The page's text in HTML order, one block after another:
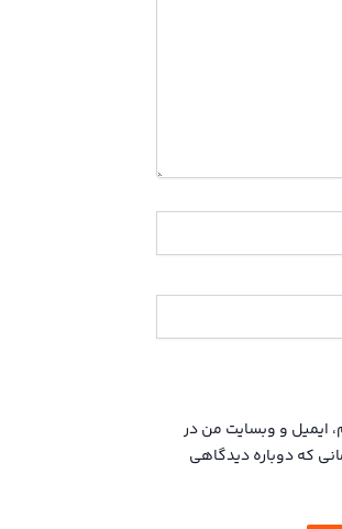
ایمیل و وبسایت من در
که دوباره دیدگاهی